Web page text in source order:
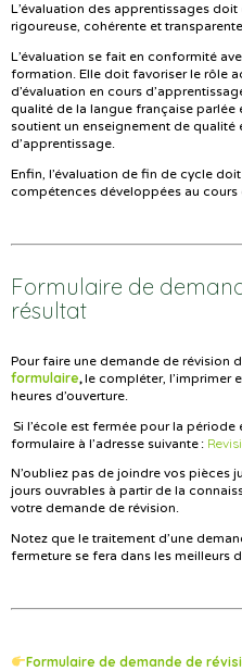
L’évaluation des apprentissages
rigoureuse, cohérente et
L’évaluation se fait en conformité
formation. Elle doit favoriser le rôle
d’évaluation en cours
qualité de la langue française parlée
soutient un enseignement de qualité
d’apprentissage.
Enfin, l’évaluation de fin de cycle
compétences développées au
Formulaire de
résultat
Pour faire une demande de révision
formulaire, le compléter, l’imprimer
heures d’ouverture.
Si l’école est fermée pour la
formulaire à l’adresse suivante :
N’oubliez pas de joindre vos pièces
jours ouvrables à partir de la
votre demande de révision.
Notez que le traitement d’une
fermeture se fera dans les meilleurs
Formulaire de demande de